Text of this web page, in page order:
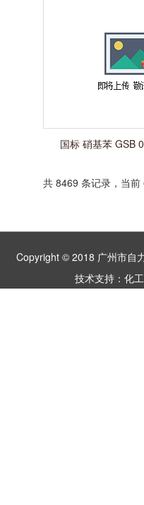
国标 硝基苯 GSB
共 8469 条记录，当
Copyright © 2018 广州市
技术支持： 化